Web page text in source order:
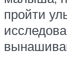
пройти